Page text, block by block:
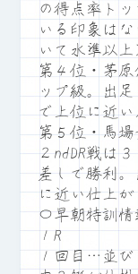
の得点率ト
いる印象は
いて水準以上
第４位・茅
ップ級。出
で上位に近い
第５位・馬
２ndDR戦は
差しで勝利
に近い仕上
〇早朝特訓情
１R
１回目…並び